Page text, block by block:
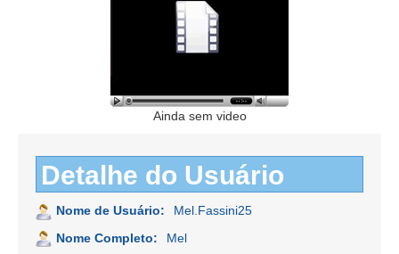
Ainda sem video
Detalhe do Usuário
Nome de Usuário:
Mel.Fassini25
Nome Completo:
Mel